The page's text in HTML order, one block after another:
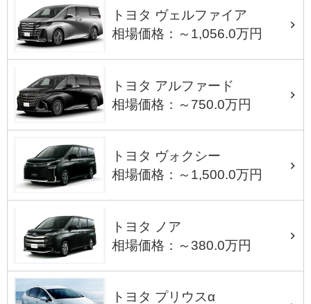
トヨタ ヴェルファイア
相場価格：～1,056.0万円
トヨタ アルファード
相場価格：～750.0万円
トヨタ ヴォクシー
相場価格：～1,500.0万円
トヨタ ノア
相場価格：～380.0万円
トヨタ プリウスα